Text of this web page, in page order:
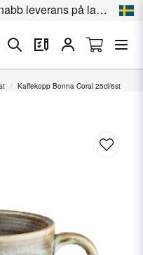
leverans på lagervara
Kaffekopp Bonna Coral 25cl/6st